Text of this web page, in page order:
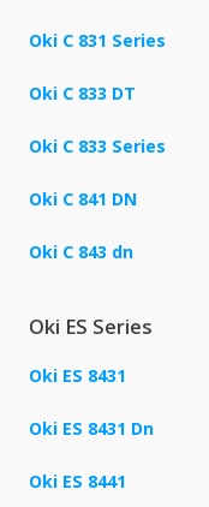
Oki C 831 Series
Oki C 833 DT
Oki C 833 Series
Oki C 841 DN
Oki C 843 dn
Oki ES Series
Oki ES 8431
Oki ES 8431 Dn
Oki ES 8441